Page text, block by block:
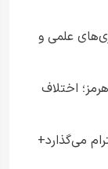
علمی و
اختلاف
می‌گذارد+